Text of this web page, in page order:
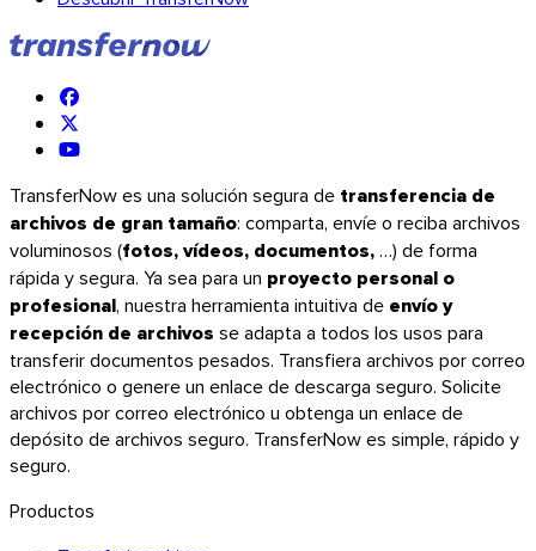
Thunderbird
Escritorio, móvil, navegador y correo — en todas partes, gratis.
Todas las apps
Descubrir la API
Documentación de la API
Probar la API
API de TransferNow
gratuita.
TransferNow es una solución segura de transferencia de
archivos de gran tamaño: comparta, envíe o reciba archivos
voluminosos (fotos, vídeos, documentos,…) de forma
rápida y segura. Ya sea para un proyecto personal o
profesional, nuestra herramienta intuitiva de envío y
recepción de archivos se adapta a todos los usos para
transferir documentos pesados. Transfiera archivos por correo
electrónico o genere un enlace de descarga seguro. Solicite
archivos por correo electrónico u obtenga un enlace de
depósito de archivos seguro. TransferNow es simple, rápido y
seguro.
Productos